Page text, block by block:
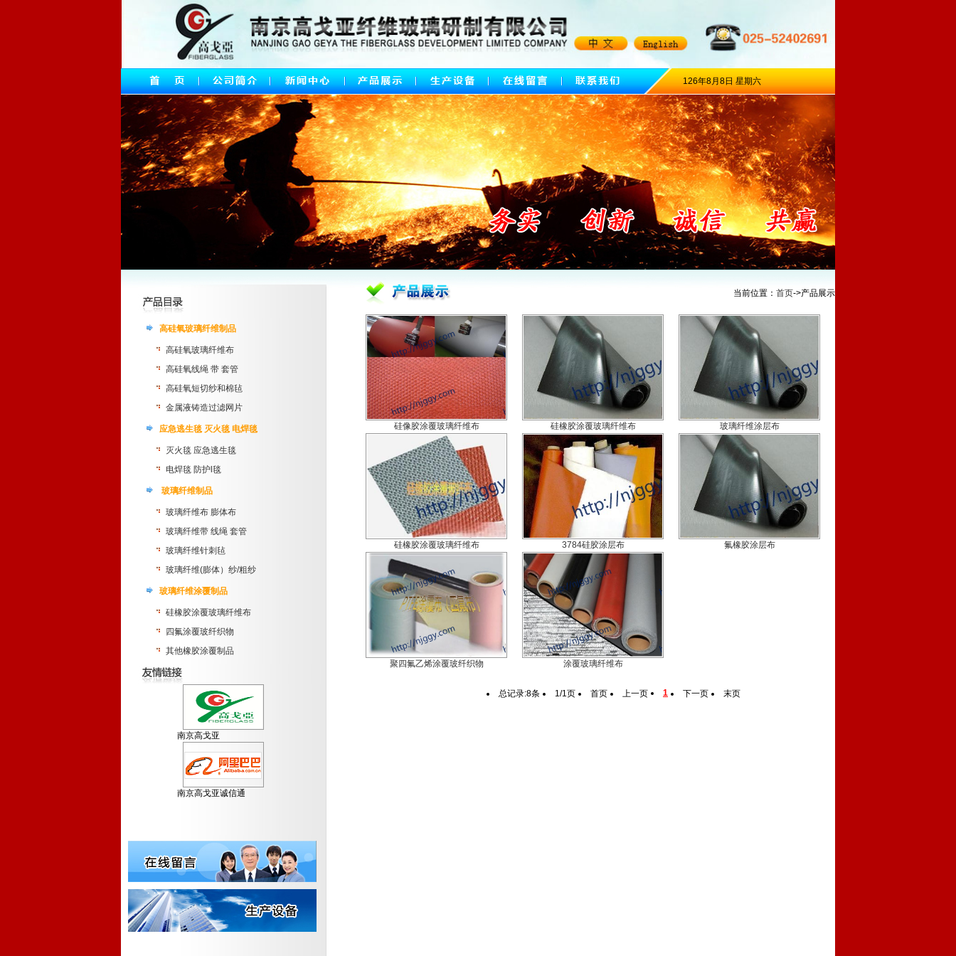
126年8月8日 星期六
高硅氧玻璃纤维制品
高硅氧玻璃纤维布
高硅氧线绳 带 套管
高硅氧短切纱和棉毡
金属液铸造过滤网片
应急逃生毯 灭火毯 电焊毯
灭火毯 应急逃生毯
电焊毯 防护l毯
玻璃纤维制品
玻璃纤维布 膨体布
玻璃纤维带 线绳 套管
玻璃纤维针刺毡
玻璃纤维(膨体）纱/粗纱
玻璃纤维涂覆制品
硅橡胶涂覆玻璃纤维布
四氟涂覆玻纤织物
其他橡胶涂覆制品
南京高戈亚
南京高戈亚诚信通
当前位置： 首页->产品展示
硅像胶涂覆玻璃纤维布 硅橡胶涂覆玻璃纤维布 玻璃纤维涂层布
硅橡胶涂覆玻璃纤维布 3784硅胶涂层布 氟橡胶涂层布
聚四氟乙烯涂覆玻纤织物 涂覆玻璃纤维布
总记录:8条 1/1页 首页 上一页 1 下一页 末页